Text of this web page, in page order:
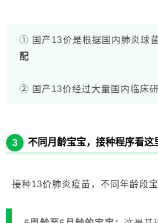
① 国产13价是根据国内肺炎球
配
② 国产13价经过大量国内临床研
3 不同月龄宝宝，接种程序看这
接种13价肺炎疫苗，不同年龄段